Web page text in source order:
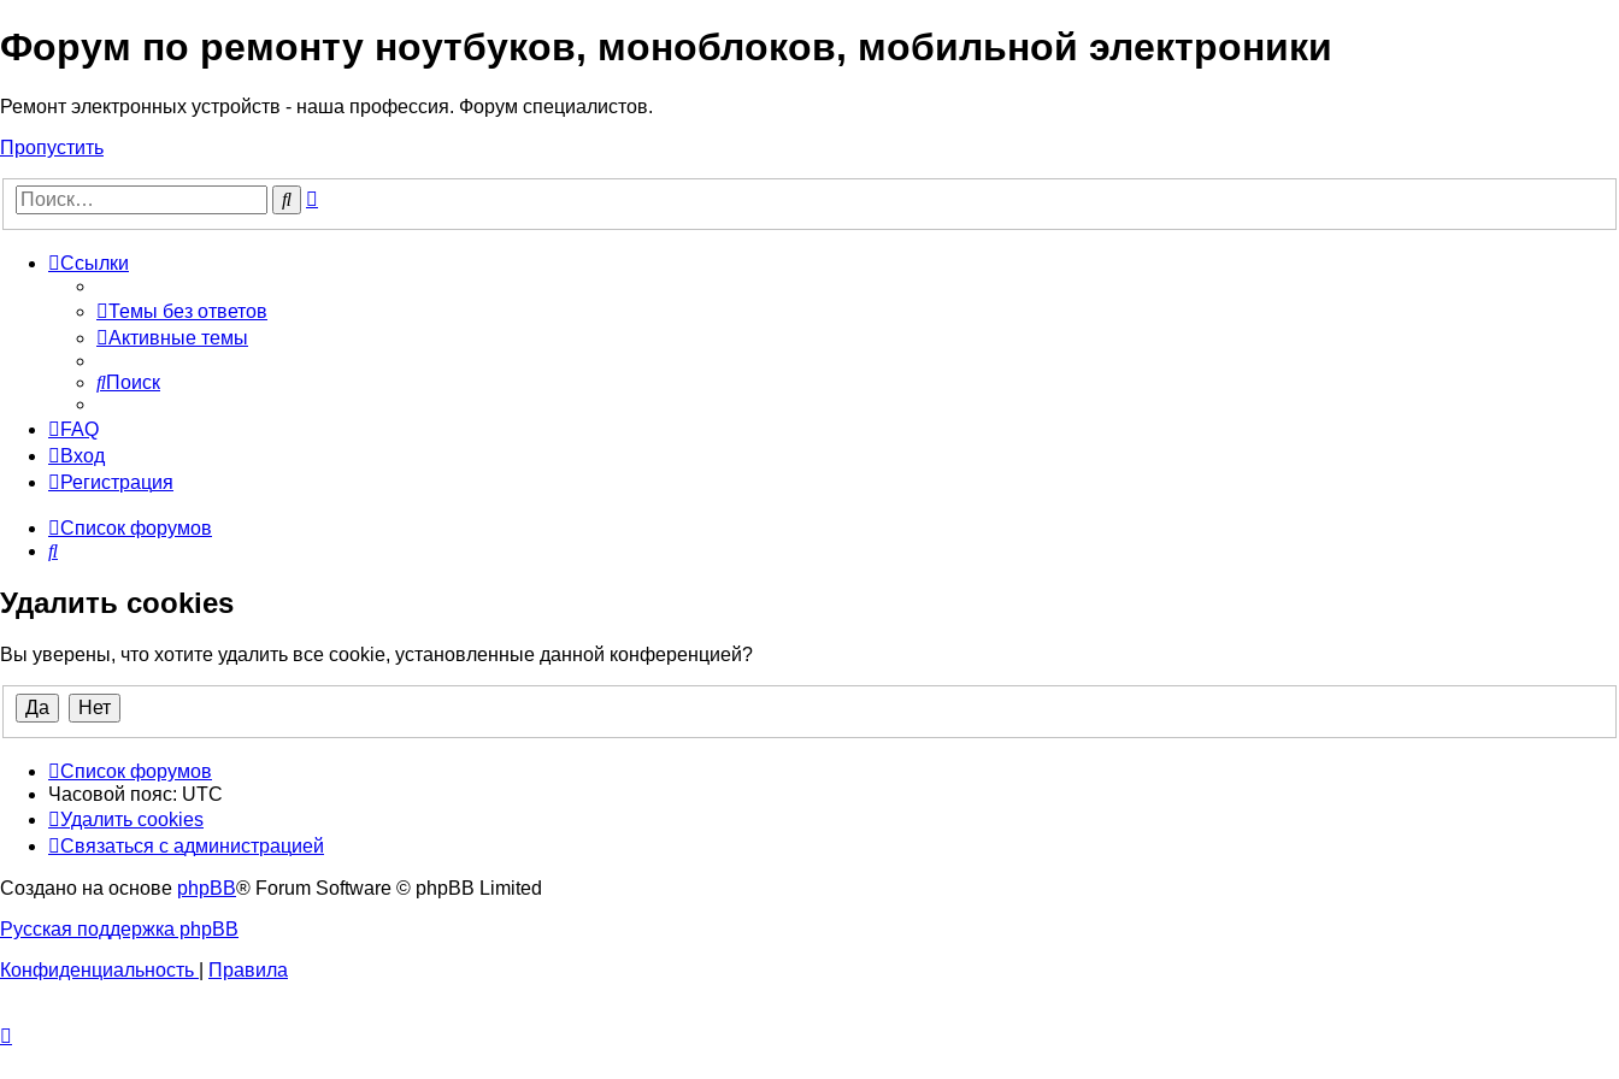
Регистрация
Форум по ремонту ноутбуков, моноблоков, мобильной электроники
Ремонт электронных устройств - наша профессия. Форум специалистов.
Пропустить
Поиск
Ссылки
Темы без ответов
Активные темы
Поиск
FAQ
Вход
Регистрация
Список форумов
Поиск
Удалить cookies
Вы уверены, что хотите удалить все cookie, установленные данной конференцией?
Список форумов
Часовой пояс: UTC
Удалить cookies
Связаться
администрацией
Связаться с администрацией
Создано на основе phpBB® Forum Software © phpBB Limited
Русская поддержка phpBB
Конфиденциальность
Правила